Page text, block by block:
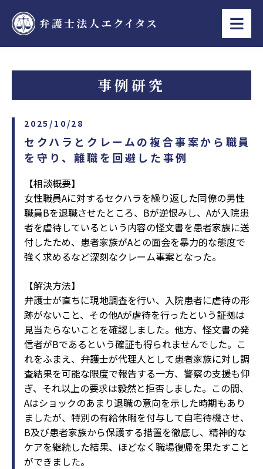
事例研究
2025/10/28
セクハラとクレームの複合事案から職員
を守り、離職を回避した事例
【相談概要】
⼥性職員Aに対するセクハラを繰り返した同僚の男性
職員Bを退職させたところ、Bが逆恨みし、Aが⼊院患
者を虐待しているという内容の怪⽂書を患者家族に送
付したため、患者家族がAとの⾯会を暴⼒的な態度で
強く求めるなど深刻なクレーム事案となった。
【解決方法】
弁護⼠が直ちに現地調査を⾏い、⼊院患者に虐待の形
跡がないこと、その他Aが虐待を⾏ったという証拠は
⾒当たらないことを確認しました。他⽅、怪⽂書の発
信者がBであるという確証も得られませんでした。こ
れをふまえ、弁護⼠が代理⼈として患者家族に対し調
査結果を可能な限度で報告する⼀⽅、警察の⽀援も仰
ぎ、それ以上の要求は毅然と拒否しました。この間、
Aはショックのあまり退職の意向を⽰した時期もあり
ましたが、特別の有給休暇を付与して⾃宅待機させ、
B及び患者家族から保護する措置を徹底し、精神的な
ケアを継続した結果、ほどなく職場復帰を果たすこと
ができました。